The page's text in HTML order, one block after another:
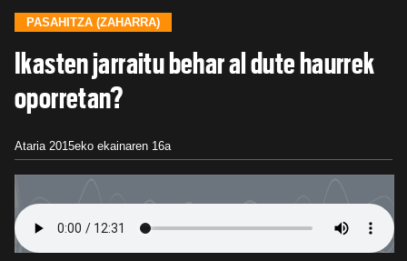
PASAHITZA (ZAHARRA)
Ikasten jarraitu behar al dute haurrek
oporretan?
Ataria 2015eko ekainaren 16a